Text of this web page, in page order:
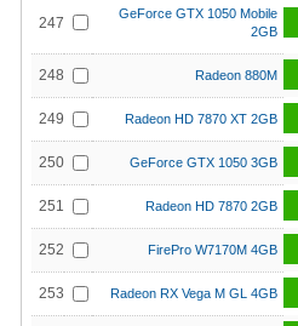
247
GeForce GTX 1050 Mobile
2GB
248 Radeon 880M
249 Radeon HD 7870 XT 2GB
250 GeForce GTX 1050 3GB
251 Radeon HD 7870 2GB
252 FirePro W7170M 4GB
253 Radeon RX Vega M GL 4GB